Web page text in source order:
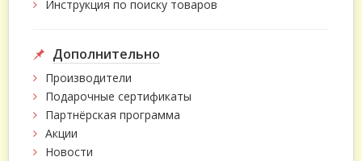
Инструкция по поиску товаров
Дополнительно
Производители
Подарочные сертификаты
Партнёрская программа
Акции
Новости